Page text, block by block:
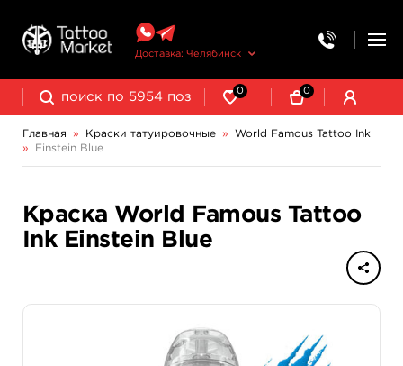
Доставка: Челябинск
0 0
Главная » Краски татуировочные »
World Famous Tattoo Ink
»
Einstein Blue
Краска World Famous Tattoo
Ink Einstein Blue